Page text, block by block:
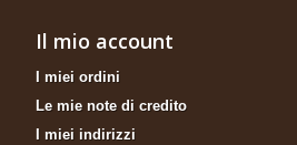
Il mio account
I miei ordini
Le mie note di credito
I miei indirizzi